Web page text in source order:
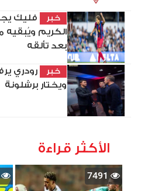
خبر
فليك
الكريم ويُبقيه
بعد تألقه
خبر
رودري
ويختار برشلونة
الأكثر قراءة
7491